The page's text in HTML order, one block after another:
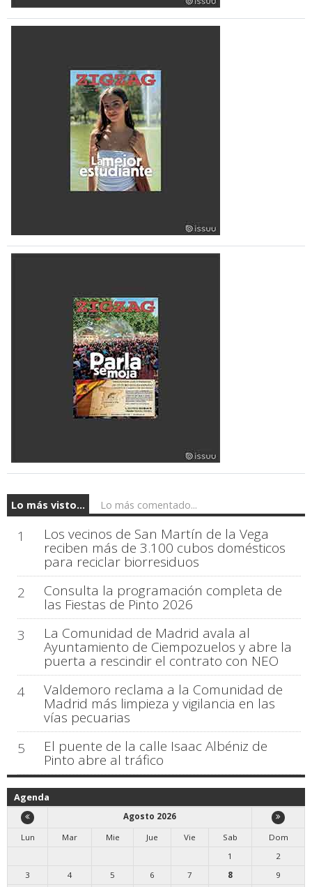
Lo más visto... Lo más comentado...
1 Los vecinos de San Martín de la Vega
reciben más de 3.100 cubos domésticos
para reciclar biorresiduos
2
Consulta la programación completa de
las Fiestas de Pinto 2026
3
La Comunidad de Madrid avala al
Ayuntamiento de Ciempozuelos y abre la
puerta a rescindir el contrato con NEO
4
Valdemoro reclama a la Comunidad de
Madrid más limpieza y vigilancia en las
vías pecuarias
5
El puente de la calle Isaac Albéniz de
Pinto abre al tráfico
Agenda
Agosto 2026
Lun
Mar Mie Jue Vie Sab
Dom
1
2
3
4 5 6 7 8
9